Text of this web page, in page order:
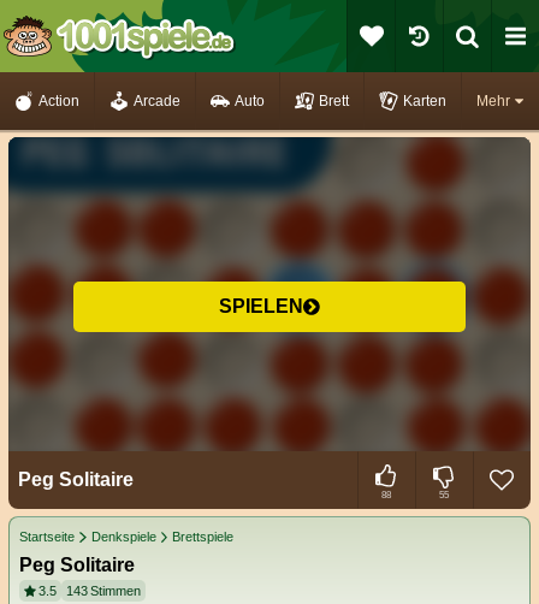
Mehr
Action Arcade Auto Brett Karten
SPIELEN
Peg Solitaire
88 55
Startseite Denkspiele Brettspiele
Peg Solitaire
3.5 143Stimmen